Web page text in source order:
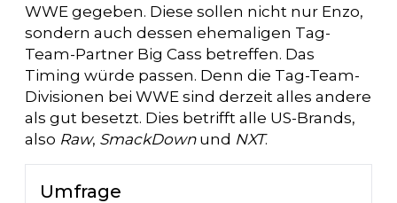
WWE gegeben. Diese sollen nicht nur Enzo,
sondern auch dessen ehemaligen Tag-
Team-Partner Big Cass betreffen. Das
Timing würde passen. Denn die Tag-Team-
Divisionen bei WWE sind derzeit alles andere
als gut besetzt. Dies betrifft alle US-Brands,
also Raw, SmackDownund NXT.
Umfrage